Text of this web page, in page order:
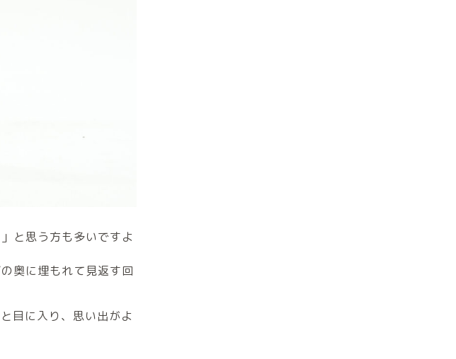
と思う方も多いですよ
奥に埋もれて見返す回
目に入り、思い出がよ